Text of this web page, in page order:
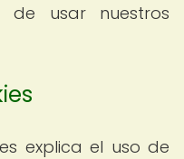
de usar nuestros
explica el uso de